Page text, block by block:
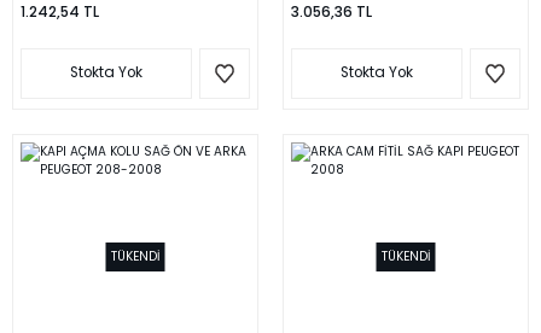
1.242,54 TL
Stokta Yok
3.056,36 TL
Stokta Yok
TÜKENDİ TÜKENDİ